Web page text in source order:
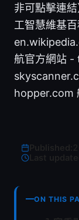
非可點擊連
工智慧維基
航官方網站 -
hopper.com
Last
ON THIS